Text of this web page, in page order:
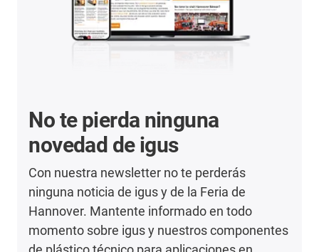
No te pierda ninguna
novedad de igus
Con nuestra newsletter no te perderás
ninguna noticia de igus y de la Feria de
Hannover. Mantente informado en todo
momento sobre igus y nuestros componentes